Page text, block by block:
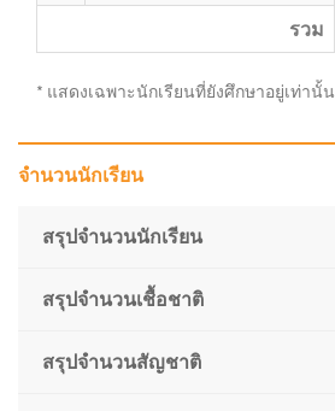
รวม
* แสดงเฉพาะนักเรียนที่ยังศึกษาอยู่เท่านั้น
จำนวนนักเรียน
สรุปจำนวนนักเรียน
สรุปจำนวนเชื้อชาติ
สรุปจำนวนสัญชาติ